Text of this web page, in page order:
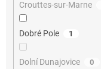
Crouttes-sur-Marne
Dobré Pole 1
Dolní Dunajovice 0